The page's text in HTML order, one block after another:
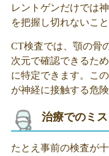
レントゲンだけでは
を把握し切れないこ
CT検査では、顎の骨
次元で確認できるた
に特定できます。こ
が神経に接触する危
治療でのミス
たとえ事前の検査が